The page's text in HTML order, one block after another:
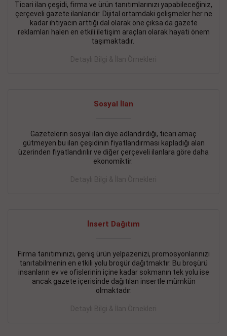
Ticari ilan çeşidi, firma ve ürün tanıtımlarınızı yapabileceğiniz,
çerçeveli gazete ilanlarıdır. Dijital ortamdaki gelişmeler her ne
kadar ihtiyacın arttığı dal olarak öne çıksa da gazete
reklamları halen en etkili iletişim araçları olarak hayati önem
taşımaktadır.
Detaylı Bilgi & İlan Örnekleri
Sosyal İlan
Gazetelerin sosyal ilan diye adlandırdığı, ticari amaç
gütmeyen bu ilan çeşidinin fiyatlandırması kapladığı alan
üzerinden fiyatlandırılır ve diğer çerçeveli ilanlara göre daha
ekonomiktir.
Detaylı Bilgi & İlan Örnekleri
İnsert Dağıtım
Firma tanıtımınızı, geniş ürün yelpazenizi, promosyonlarınızı
tanıtabilmenin en etkili yolu broşür dağıtmaktır. Bu broşürü
insanların ev ve ofislerinin içine kadar sokmanın tek yolu ise
ancak gazete içerisinde dağıtılan insertle mümkün
olmaktadır.
Detaylı Bilgi & İlan Örnekleri
BAKIRKÖY SATILIK İlanı- 11.09.2018
KARTALTEPEde kelepir 2+ 1 satılık daire
İŞYERİ KİRALIK İlanı - 11.09.2018
BEYLİKDÜZÜ Kavaklıda 4 katlı bina
DEVREMÜLK KİRALIK İlanı- 11.09.2018
SİNYE Tekstile Şoförlüğü olan 35 yaşını aşmamış, Depo
elemanı alınacaktır. Osmanbey, Şişli